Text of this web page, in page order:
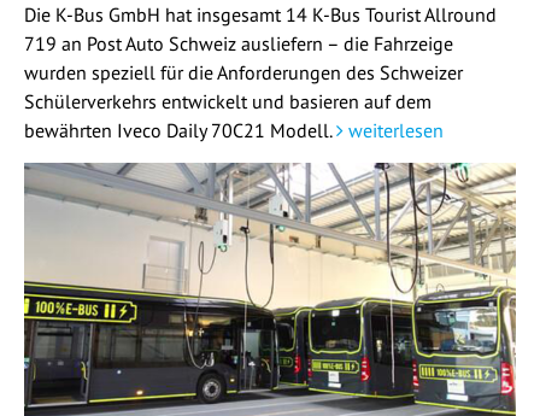
Die K-Bus GmbH hat insgesamt 14 K-Bus Tourist Allround
719 an Post Auto Schweiz ausliefern – die Fahrzeige
wurden speziell für die Anforderungen des Schweizer
Schülerverkehrs entwickelt und basieren auf dem
bewährten Iveco Daily 70C21 Modell.
weiterlesen